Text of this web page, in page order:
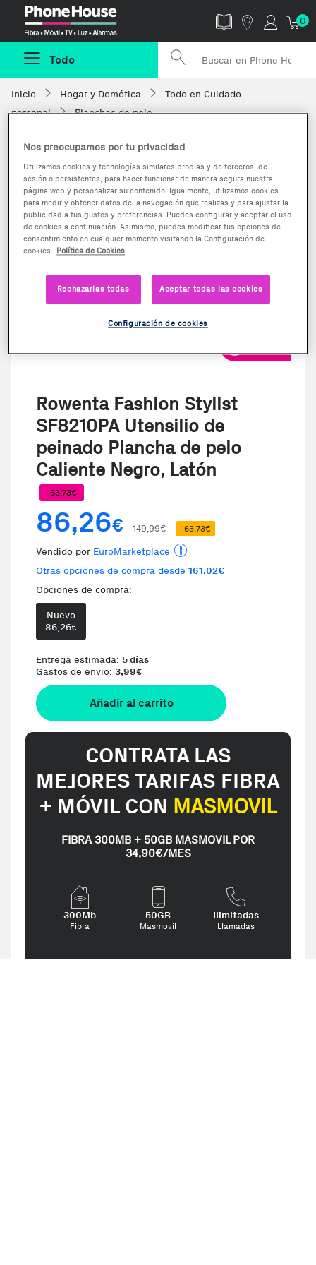
0
Todo
Inicio Hogar y Domótica
Todo en Cuidado
personal
Planchas de pelo
Rowenta Fashion Stylist
SF8210PA Utensilio de
peinado Plancha de pelo
Caliente Negro, Latón
-63,73€
86,26€ 149,99€ -63,73€
Vendido por EuroMarketplace
Otras opciones de compra desde 161,02€
Opciones de compra:
Nuevo
86,26€
Entrega estimada: 5 días
Gastos de envio: 3,99€
Añadir al carrito
CONTRATA LAS
MEJORES TARIFAS FIBRA
+ MÓVIL CON MASMOVIL
FIBRA 300MB + 50GB MASMOVIL POR
34,90€/MES
300Mb
Fibra
50GB
Masmovil
Ilimitadas
Llamadas
Nos preocupamos por tu privacidad
Utilizamos cookies y tecnologías similares propias y de terceros, de
sesión o persistentes, para hacer funcionar de manera segura nuestra
página web y personalizar su contenido. Igualmente, utilizamos cookies
para medir y obtener datos de la navegación que realizas y para ajustar la
publicidad a tus gustos y preferencias. Puedes configurar y aceptar el uso
de cookies a continuación. Asimismo, puedes modificar tus opciones de
consentimiento en cualquier momento visitando la Configuración de
cookies
Política de Cookies
Rechazarlas todas Aceptar todas las cookies
Configuración de cookies